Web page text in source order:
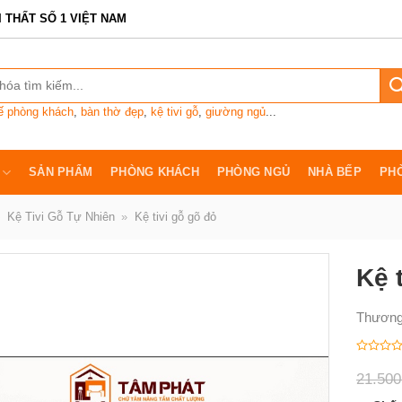
THẤT SỐ 1 VIỆT NAM
phòng khách bàn thờ đẹp kệ tivi gỗ giường ngủ
SẢN PHẨM PHÒNG KHÁCH PHÒNG NGỦ NHÀ BẾP
Kệ Tivi Gỗ Tự Nhiên » Kệ tivi gỗ gõ đỏ
Kệ
xếp
hạng